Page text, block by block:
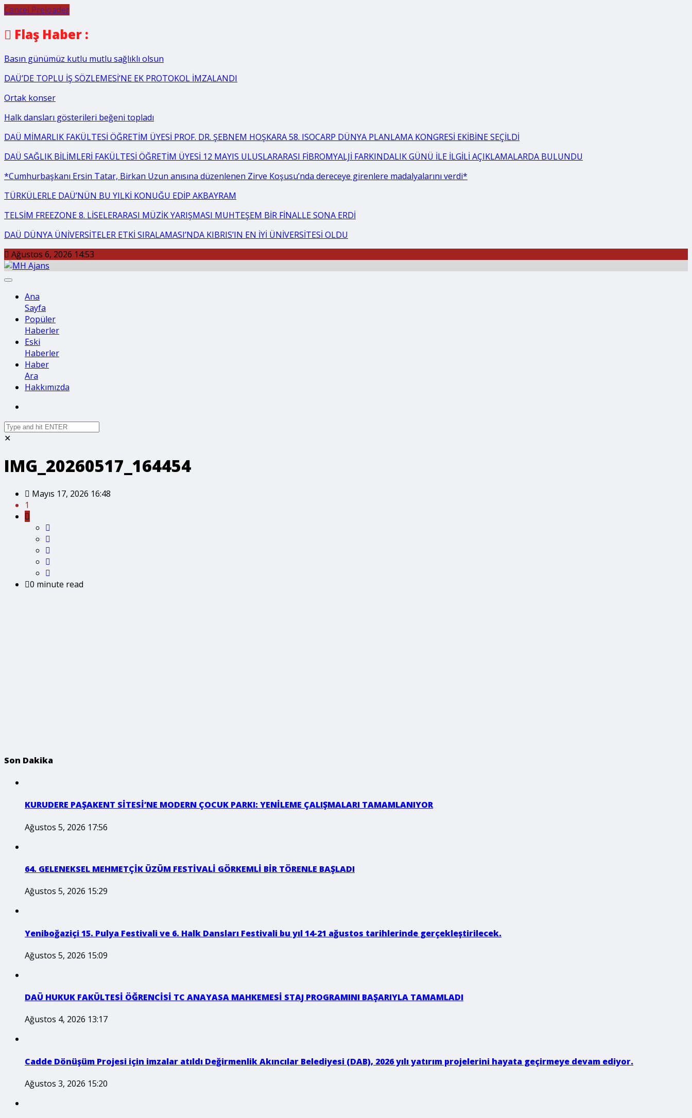
Cancel Preloader
Flaş Haber :
Basın günümüz kutlu mutlu sağlıklı olsun
DAÜ’DE TOPLU İŞ SÖZLEMESİ’NE EK PROTOKOL İMZALANDI
Ortak konser
Halk dansları gösterileri beğeni topladı
DAÜ MİMARLIK FAKÜLTESİ ÖĞRETİM ÜYESİ PROF. DR. ŞEBNEM HOŞKARA 58. ISOCARP DÜNYA PLANLAMA KONGRESİ EKİBİNE SEÇİLDİ
DAÜ SAĞLIK BİLİMLERİ FAKÜLTESİ ÖĞRETİM ÜYESİ 12 MAYIS ULUSLARARASI FİBROMYALJİ FARKINDALIK GÜNÜ İLE İLGİLİ AÇIKLAMALARDA BULUNDU
*Cumhurbaşkanı Ersin Tatar, Birkan Uzun anısına düzenlenen Zirve Koşusu’nda dereceye girenlere madalyalarını verdi*
TÜRKÜLERLE DAÜ’NÜN BU YILKİ KONUĞU EDİP AKBAYRAM
TELSİM FREEZONE 8. LİSELERARASI MÜZİK YARIŞMASI MUHTEŞEM BİR FİNALLE SONA ERDİ
DAÜ DÜNYA ÜNİVERSİTELER ETKİ SIRALAMASI’NDA KIBRIS’IN EN İYİ ÜNİVERSİTESİ OLDU
Ağustos 6, 2026 14:53
Ana
Sayfa
Popüler
Haberler
Eski
Haberler
Haber
Ara
Hakkımızda
✕
IMG_20260517_164454
Mayıs 17, 2026 16:48
1
0 minute read
Son Dakika
KURUDERE PAŞAKENT SİTESİ’NE MODERN ÇOCUK PARKI: YENİLEME ÇALIŞMALARI TAMAMLANIYOR
Ağustos 5, 2026 17:56
64. GELENEKSEL MEHMETÇİK ÜZÜM FESTİVALİ GÖRKEMLİ BİR TÖRENLE BAŞLADI
Ağustos 5, 2026 15:29
Yeniboğaziçi 15. Pulya Festivali ve 6. Halk Dansları Festivali bu yıl 14-21 ağustos tarihlerinde gerçekleştirilecek.
Ağustos 5, 2026 15:09
DAÜ HUKUK FAKÜLTESİ ÖĞRENCİSİ TC ANAYASA MAHKEMESİ STAJ PROGRAMINI BAŞARIYLA TAMAMLADI
Ağustos 4, 2026 13:17
Cadde Dönüşüm Projesi için imzalar atıldı Değirmenlik Akıncılar Belediyesi (DAB), 2026 yılı yatırım projelerini hayata geçirmeye devam ediyor.
Ağustos 3, 2026 15:20